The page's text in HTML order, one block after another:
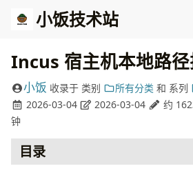
小饭技术站
Incus 宿主机本地路
小饭 收录于 类别 所有分类 和 系列
2026-03-04
2026-03-04 约
钟
目录